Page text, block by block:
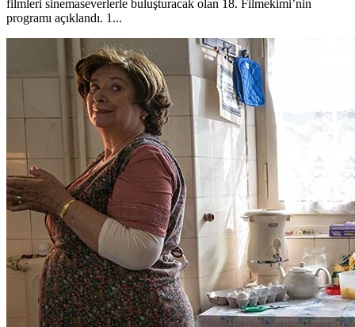
filmleri sinemaseverlerle buluşturacak olan 18. Filmekimi’nin
programı açıklandı. 1...